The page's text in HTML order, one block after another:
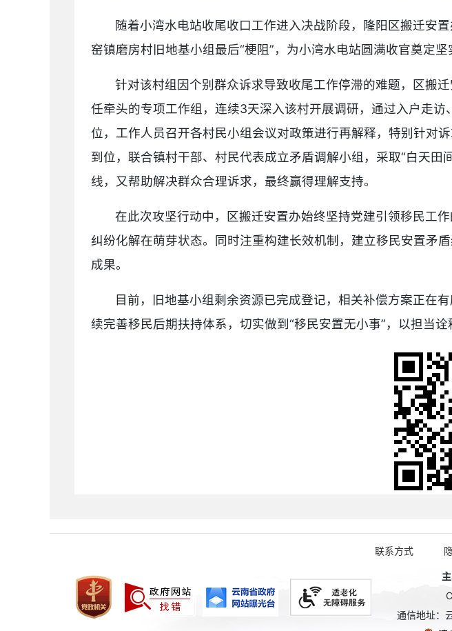
随着小湾水电站收尾收口工作进入决战阶段，隆阳区搬迁安
窑镇磨房村旧地基小组最后“梗阻”，为小湾水电站圆满收官奠定坚
针对该村组因个别群众诉求导致收尾工作停滞的难题，区搬
任牵头的专项工作组，连续3天深入该村开展调研，通过入户走
位，工作人员召开各村民小组会议对政策进行再解释，特别针对
到位，联合镇村干部、村民代表成立矛盾调解小组，采取“白天
线，又帮助解决群众合理诉求，最终赢得理解支持。
在此次攻坚行动中，区搬迁安置办始终坚持党建引领移民工
纠纷化解在萌芽状态。同时注重构建长效机制，建立移民安置矛
成果。
目前，旧地基小组剩余资源已完成登记，相关补偿方案正在
续完善移民后期扶持体系，切实做到“移民安置无小事”，以担当
联系方式
通信地址：